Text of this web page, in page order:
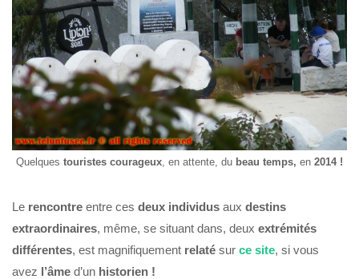
Quelques touristes courageux, en attente, du beau temps, en 2014 !
Le rencontre entre ces deux individus aux destins
extraordinaires, même, se situant dans, deux extrémités
différentes, est magnifiquement relaté sur ce site, si vous
avez l’âme d’un historien !